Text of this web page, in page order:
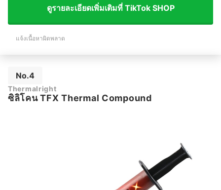
ดูรายละเอียดเพิ่มเติมที่ TikTok SHOP
แจ้งเนื้อหาผิดพลาด
No.4
Thermalright
ซิลิโคน TFX Thermal Compound